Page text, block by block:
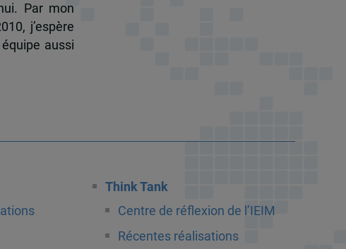
Par mon
j’espère
aussi
Think Tank
Centre de réflexion de l’IEIM
Récentes réalisations